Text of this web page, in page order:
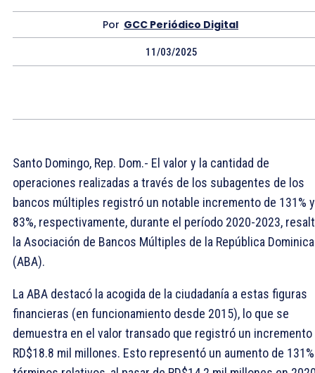
Por GCC Periódico Digital
11/03/2025
Santo Domingo, Rep. Dom.- El valor y la cantidad de
operaciones realizadas a través de los subagentes de los
bancos múltiples registró un notable incremento de 131% y
83%, respectivamente, durante el período 2020-2023,
la Asociación de Bancos Múltiples de la República
(ABA).
La ABA destacó la acogida de la ciudadanía a estas figuras
financieras (en funcionamiento desde 2015), lo que se
demuestra en el valor transado que registró un incremento
RD$18.8 mil millones. Esto representó un aumento de